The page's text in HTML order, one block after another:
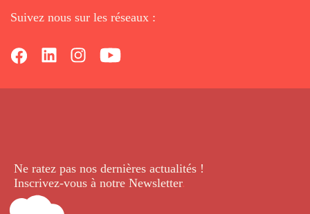
Suivez nous sur les réseaux :
Ne ratez pas nos dernières actualités !
Inscrivez-vous à notre Newsletter.